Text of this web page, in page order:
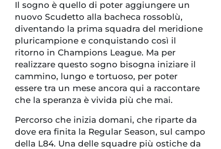
Il sogno è quello di poter aggiungere un
nuovo Scudetto alla bacheca rossoblù,
diventando la prima squadra del meridione
pluricampione e conquistando così il
ritorno in Champions League. Ma per
realizzare questo sogno bisogna iniziare il
cammino, lungo e tortuoso, per poter
essere tra un mese ancora qui a raccontare
che la speranza è vivida più che mai.
Percorso che inizia domani, che riparte da
dove era finita la Regular Season, sul campo
della L84. Una delle squadre più ostiche da